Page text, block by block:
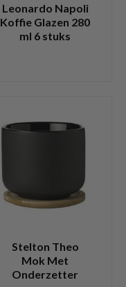
Leonardo Napoli
Koffie Glazen 280
ml 6 stuks
Stelton Theo
Mok Met
Onderzetter